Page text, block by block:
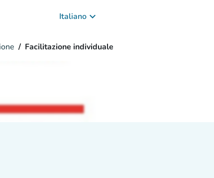
Italiano keyboard_arrow_down
Facilitazione individuale